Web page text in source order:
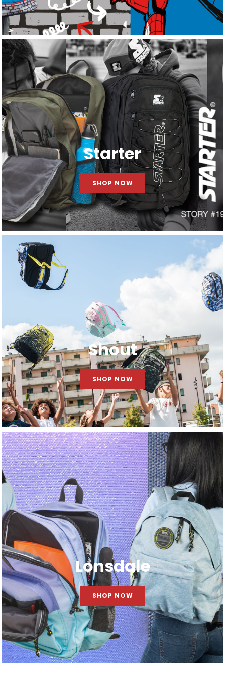
Starter
SHOP NOW
Shout
SHOP NOW
Lonsdale
SHOP NOW